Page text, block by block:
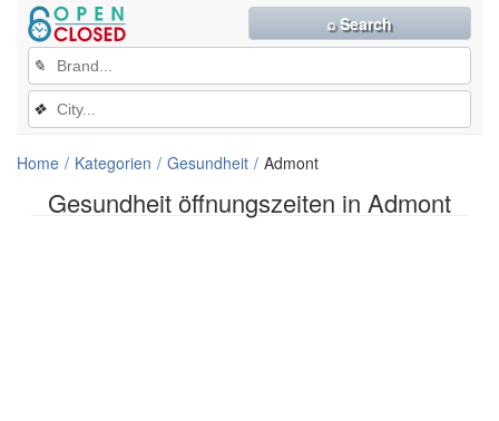
Gesundheit öffnungszeiten in Admont
✎
❖
⌕ Search
Home Kategorien Gesundheit Admont